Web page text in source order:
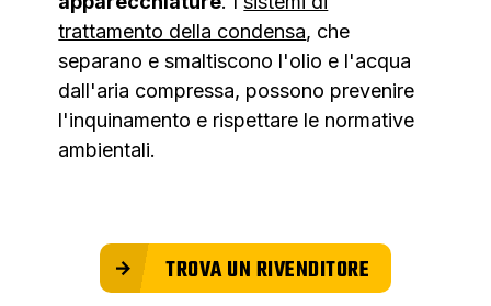
trattamento della condensa, che
separano e smaltiscono l'olio e l'acqua
dall'aria compressa, possono prevenire
l'inquinamento e rispettare le normative
ambientali.
TROVA UN RIVENDITORE